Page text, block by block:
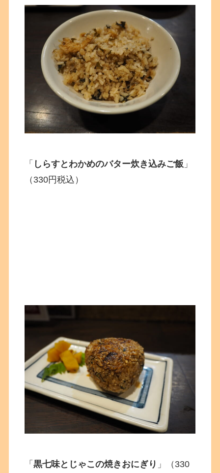
「 しらすとわかめのバター炊き込みご飯 」
（330円税込）
「黒七味とじゃこの焼きおにぎり 」（330